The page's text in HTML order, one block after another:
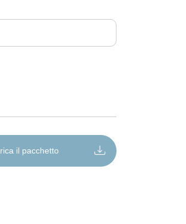
il pacchetto